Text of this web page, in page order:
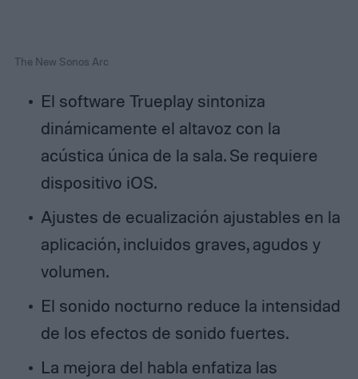
The New Sonos Arc
El software Trueplay sintoniza
dinámicamente el altavoz con la
acústica única de la sala. Se requiere
dispositivo iOS.
Ajustes de ecualización ajustables en la
aplicación, incluidos graves, agudos y
volumen.
El sonido nocturno reduce la intensidad
de los efectos de sonido fuertes.
La mejora del habla enfatiza las